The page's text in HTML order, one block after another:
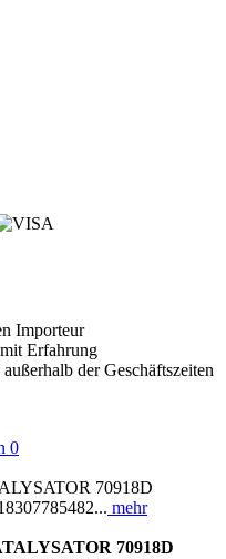
Importeur
Erfahrung
der Geschäftszeiten
0
70918D
mehr
70918D